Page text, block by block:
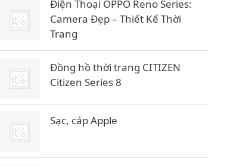
Điện Thoại OPPO Reno Series:
Camera Đẹp – Thiết Kế Thời
Trang
Đồng hồ thời trang CITIZEN
Citizen Series 8
Sạc, cáp Apple